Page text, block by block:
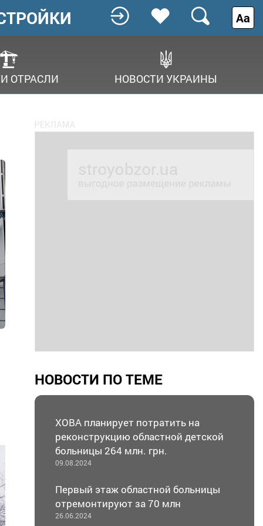
ОТРАСЛИ НОВОСТИ УКРАИНЫ
Аа
НОВОСТИ ПО ТЕМЕ
ХОВА планирует потратить на
реконструкцию областной детской
больницы 264 млн. грн.
09.08.2024
Первый этаж областной больницы
отремонтируют за 70 млн
26.06.2024